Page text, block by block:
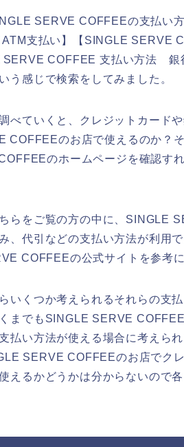
SERVE COFFEEの支払い
支払い】【SINGLE SERVE
SERVE COFFEE 支払い方法 銀
う感じで検索をしてみました。
べていくと、クレジットカード
COFFEEのお店で使えるのか？
のホームページを確認す
らをご覧の方の中に、SINGLE
、代引などの支払い方法が利用
COFFEEの公式サイトを参考
いくつか考えられるそれらの支
までもSINGLE SERVE
払い方法が使える場合に考えら
SERVE COFFEEのお店でク
えるかどうかは分からないので